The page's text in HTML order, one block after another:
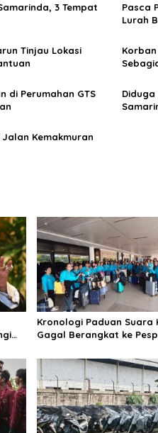
3 Tempat
Pasca
Lurah
Tinjau Lokasi
di Perumahan GTS
Kemakmuran
Kronologi Paduan Suara
Gagal Berangkat ke